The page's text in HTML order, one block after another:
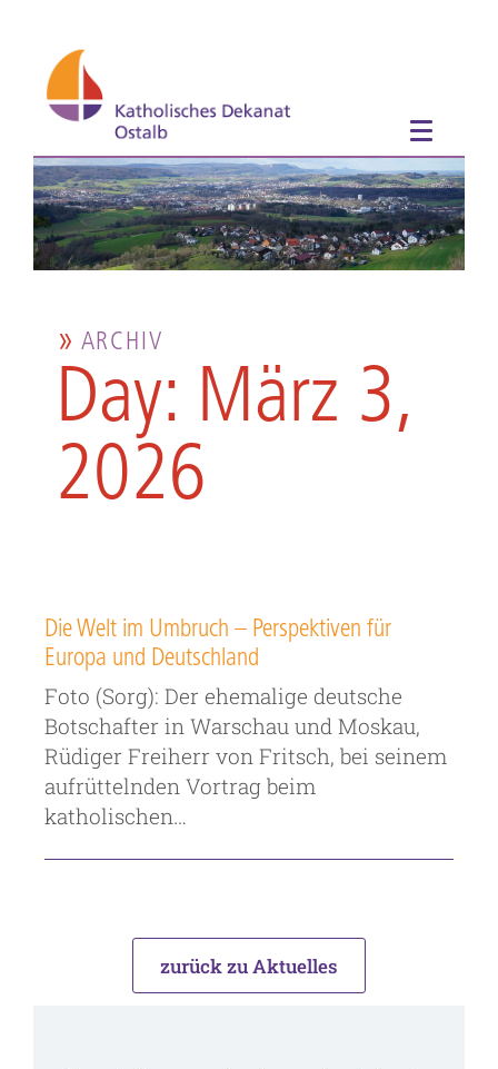
ARCHIV
Day: März 3,
2026
Die Welt im Umbruch – Perspektiven für
Europa und Deutschland
Foto (Sorg): Der ehemalige deutsche
Botschafter in Warschau und Moskau,
Rüdiger Freiherr von Fritsch, bei seinem
aufrüttelnden Vortrag beim
katholischen…
zurück zu Aktuelles